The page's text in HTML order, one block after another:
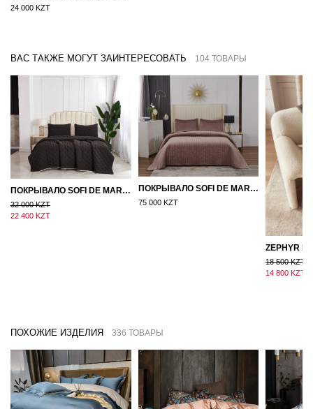
24 000 KZT
ВАС ТАКЖЕ МОГУТ ЗАИНТЕРЕСОВАТЬ 104 ТОВАРЫ
ПОКРЫВАЛО SOFI DE MARKO 160×220 БРОУДИ ЧЕРНО-БЕЖЕВОЕ
32 000 KZT
22 400 KZT
ПОКРЫВАЛО SOFI DE MARKO ВЕЛЮР 240×260 ФЕРДИНАНД (МОККО)
75 000 KZT
18 500 KZT
14 800 KZT
ПОХОЖИЕ ИЗДЕЛИЯ 336 ТОВАРЫ